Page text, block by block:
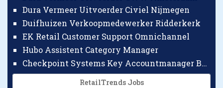
Dura Vermeer Uitvoerder Civiel Nijmegen
Duifhuizen Verkoopmedewerker Ridderkerk
EK Retail Customer Support Omnichannel
Hubo Assistent Category Manager
Checkpoint Systems Key Accountmanager Benelux
RetailTrends Jobs